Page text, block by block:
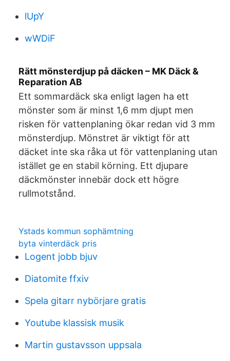
lUpY
wWDiF
Rätt mönsterdjup på däcken – MK Däck &
Reparation AB
Ett sommardäck ska enligt lagen ha ett
mönster som är minst 1,6 mm djupt men
risken för vattenplaning ökar redan vid 3 mm
mönsterdjup. Mönstret är viktigt för att
däcket inte ska råka ut för vattenplaning utan
istället ge en stabil körning. Ett djupare
däckmönster innebär dock ett högre
rullmotstånd.
Ystads kommun sophämtning
byta vinterdäck pris
Logent jobb bjuv
Diatomite ffxiv
Spela gitarr nybörjare gratis
Youtube klassisk musik
Martin gustavsson uppsala